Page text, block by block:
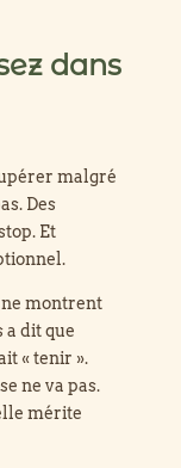
dans
malgré
Des
Et
ne montrent
a dit que
« tenir ».
ne va pas.
mérite